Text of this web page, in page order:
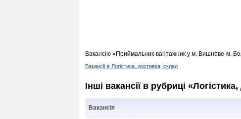
Вакансію «Приймальник-вантажник у м. Вишневе-м.
Вакансії в Логістика, доставка, склад
Інші вакансії в рубриці
Вакансія